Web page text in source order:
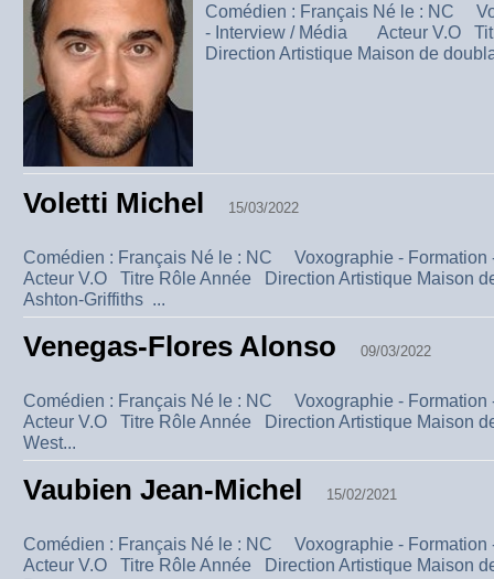
Comédien : Français Né le : NC
- Interview / Média Acteur V.O
Direction Artistique Maison de
Voletti Michel 15/03/2022
Comédien : Français Né le : NC Voxographie -
Acteur V.O Titre Rôle Année Direction Artistique Maison
Ashton-Griffiths ...
Venegas-Flores Alonso 09/03/2022
Comédien : Français Né le : NC Voxographie -
Acteur V.O Titre Rôle Année Direction Artistique Maison
West...
Vaubien Jean-Michel 15/02/2021
Comédien : Français Né le : NC Voxographie -
Acteur V.O Titre Rôle Année Direction Artistique Maison